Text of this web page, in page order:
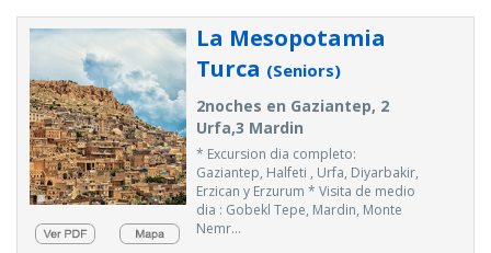
La Mesopotamia
Turca (Seniors)
2noches en Gaziantep, 2
Urfa,3 Mardin
* Excursion dia completo:
Gaziantep, Halfeti , Urfa, Diyarbakir,
Erzican y Erzurum * Visita de medio
dia : Gobekl Tepe, Mardin, Monte
Nemr...